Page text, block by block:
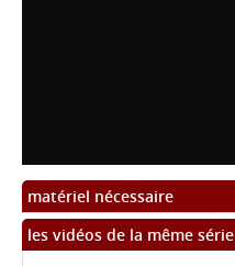
matériel nécessaire
les vidéos de la même série